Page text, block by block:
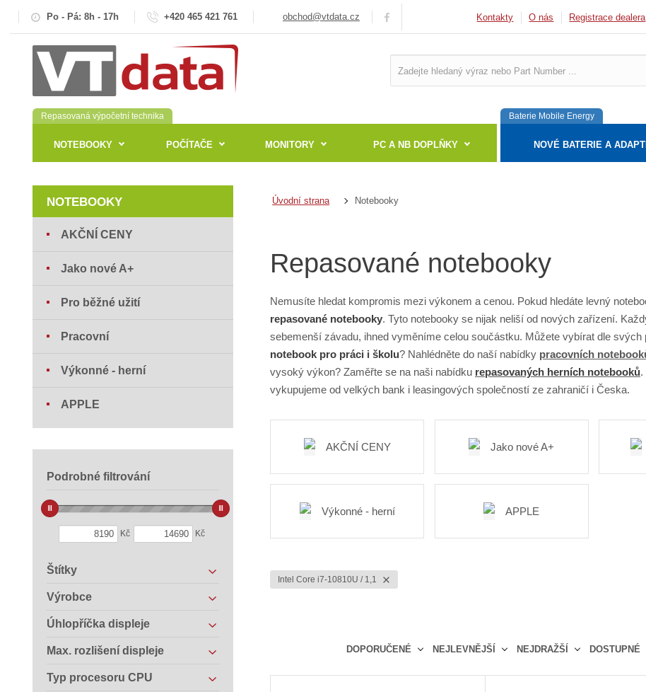
Po - Pá: 8h - 17h +420 465 421 761 obchod@vtdata.cz Kontakty O nás Registrace dealera
Repasovaná výpočetní technika
NOTEBOOKY POČÍTAČE MONITORY PC A NB DOPLŇKY
Baterie Mobile Energy
NOVÉ BATERIE A
Úvodní strana Notebooky
Repasované notebooky
Nemusíte hledat kompromis mezi výkonem a cenou. Pokud hledáte levný
repasované notebooky. Tyto notebooky se nijak neliší od nových zařízení.
sebemenší závadu, ihned vyměníme celou součástku. Můžete vybírat dle svých
notebook pro práci i školu? Nahlédněte do naší nabídky pracovních
vysoký výkon? Zaměřte se na naši nabídku repasovaných herních notebooků.
vykupujeme od velkých bank i leasingových společností ze zahraničí i Česka.
AKČNÍ CENY Jako nové A+
Výkonné - herní APPLE
Intel Core i7-10810U / 1,1
DOPORUČENÉ NEJLEVNĚJŠÍ NEJDRAŽŠÍ DOSTUPNÉ
NOTEBOOKY
AKČNÍ CENY
Jako nové A+
Pro běžné užití
Pracovní
Výkonné - herní
APPLE
Podrobné filtrování
Kč Kč
Štítky
Výrobce
Úhlopříčka displeje
Max. rozlišení displeje
Typ procesoru CPU